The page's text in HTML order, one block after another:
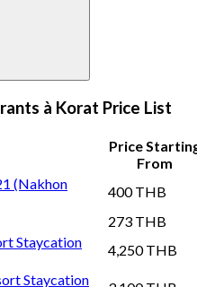
à Korat Price List
Price
From
(Nakhon
400 THB
273 THB
Staycation
4,250 THB
Staycation